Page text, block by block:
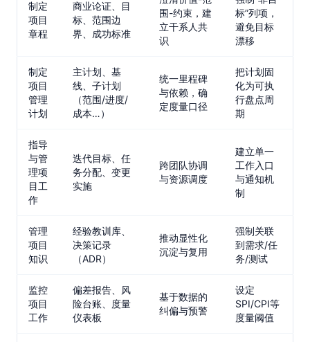
制定
项目
章程
商业论证、目
标、范围边
界、成功标准
围-约束，建
立干系人共
识
标”列项，
避免目标
漂移
制定
项目
管理
计划
主计划、基
线、子计划
（范围/进度/
成本…）
统一里程碑
与依赖，确
定度量口径
把计划固
化为可执
行盘点周
期
指导
与管
理项
目工
作
迭代目标、任
务分配、变更
实施
跨团队协调
与资源调度
建立单一
工作入口
与通知机
制
管理
项目
知识
经验教训库、
决策记录
（ADR）
推动显性化
沉淀与复用
强制关联
到需求/任
务/测试
监控
项目
工作
偏差报告、风
险台账、度量
仪表板
基于数据的
纠偏与预警
设定
SPI/CPI等
度量阈值